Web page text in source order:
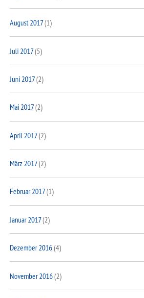
August 2017(1)
Juli 2017(5)
Juni 2017(2)
Mai 2017(2)
April 2017(2)
März 2017(2)
Februar 2017(1)
Januar 2017(2)
Dezember 2016(4)
November 2016(2)